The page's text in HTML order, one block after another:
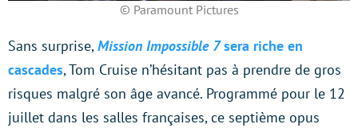
© Paramount Pictures
Sans surprise,Mission Impossible 7sera riche en
cascades, Tom Cruise n’hésitant pas à prendre de gros
risques malgré son âge avancé. Programmé pour le 12
juillet dans les salles françaises, ce septième opus